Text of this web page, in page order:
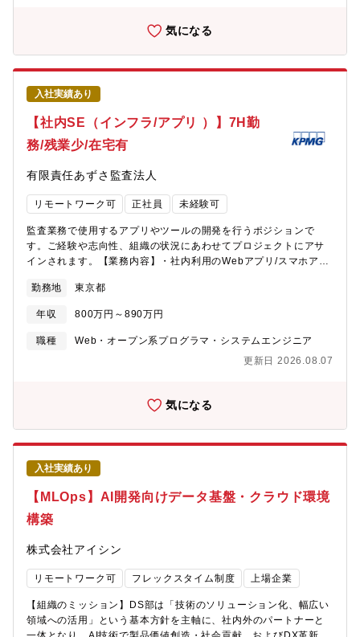
り、日本の大手企業をはじめ、欧米のグローバル企業や東南アジ
ロース市場に上場を果たしています。今回は、当社のさらなる成
ニット：14名
ジションです。【働き方】入社後、国内の拠点で研修／業務を行
っていただき、ゆくゆくはベトナム工場へ赴任いただきます。研
修場所は候補者様のお住まいなどにより要相談とします。（研修
期間はスキル・ご経験によって変わりますが、数か月を想定して
います。）平均の赴任期間は3～5年程度（組織状況やご希望など
により変更有）帰任後は国内の拠点（宮崎/東村山）にて業務頂き
ます。【募集背景】欠員補充【勤務地補足】※ご入社後は下記い
ずれかで研修いただき、近い将来【日機装ベトナム工場】にて勤
務いただきます。【本社】東京都渋谷区恵比寿4丁目20番3号 恵比
野口町2－16－2【ベトナムでの暮らしについて】・社宅：サービ
スアパートメント(家具付き)またはホテル・通勤：マイクロバスに
て相乗りで出社・食事：昼食は工場での社食があります。(3種類/
はイオンモールや日本人街もあり日本食(お米、お菓子、インスタ
ント食品、冷凍食品、野菜等)の調達には不自由がない環境で
す。・サウナ・マッサージが手頃な値段で受けられるため休日に
通う社員もいます。・通勤以外の移動手段はGrabタクシーを利用
可能で、悪質ドライバーからの過大請求等を回避できます。)・帰
気になる
入社実績あり
【社内SE（インフラ/アプリ ）】7H勤
務/残業少/在宅有
有限責任あずさ監査法人
リモートワーク可 正社員 未経験可
監査業務で使用するアプリやツールの開発を行うポジションで
す。ご経験や志向性、組織の状況にあわせてプロジェクトにアサ
インされます。【業務内容】・社内利用のWebアプリ/スマホアプ
を含むIT基盤の構築・設計・開発・運用【組織構成】約100名から
なるDigital Innovation部の社内SE担当です。社内SE担当は約
20~30名ほどです。プロジェクトチームには、AIスペシャリスト
や社内SE、データ処理エキスパートの方など様々な職種の方がい
https://digital.azsa.or.jp/【イグニッションセンターについて（就
https://home.kpmg/jp/ja/home/campaigns/2018/11/kpmg-
ignition-tokyo.html【ポジションの魅力】★日本トップ4である
「4大監査法人」の1つで、日本最大級のアカウンティングファー
ムでの社内SE業務★ＷＬＢが整った環境（平均残業時間は月30時
間程度／リモートワーク可能）★監査のデジタルトランスフォー
メーションを進め、テクノロジーを最大限活用して価値ある監査
を提供★経済産業省が定めるDX認定制度に基づき、「DX認定事
業者」として認定されています。
勤務地 東京都
年収 800万円～890万円
職種
Web・オープン系プログラマ・システムエンジニア
更新日 2026.08.07
気になる
入社実績あり
【MLOps】AI開発向けデータ基盤・クラウド環境
構築
株式会社アイシン
リモートワーク可 フレックスタイム制度 上場企業
【組織のミッション】DS部は「技術のソリューション化、幅広い
領域への活用」という基本方針を主軸に、社内外のパートナーと